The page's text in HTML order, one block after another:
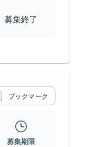
募集終了
ブックマーク
募集期限